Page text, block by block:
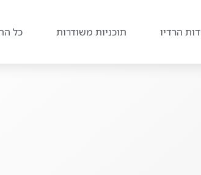
הרדיו תוכניות משודרות כל